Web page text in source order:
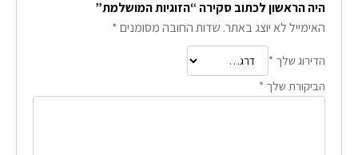
היה הראשון לכתוב סקירה “הזוגיות המושלמת”
האימייל לא יוצג באתר. שדות החובה מסומנים*
הדירוג שלך *
הביקורת שלך *